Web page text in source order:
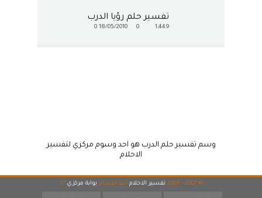
تفسير حلم رؤيا الدرب
1,449
0
18/05/2010
0
وسم تفسير حلم الدرب هو احد وسوم مركزي لتفسير
الاحلام
© 2007 - 2026 تفسير الاحلام احد اقسام بوابة مركزي 17